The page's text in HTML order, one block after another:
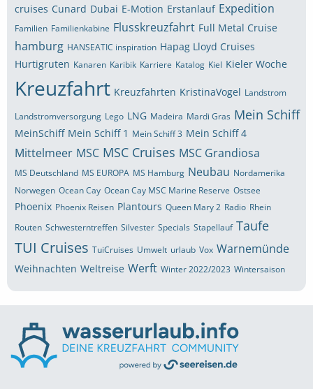
cruises Cunard Dubai E-Motion Erstanlauf Expedition
Familien Familienkabine Flusskreuzfahrt Full Metal Cruise
hamburg HANSEATIC inspiration Hapag Lloyd Cruises
Hurtigruten Kanaren Karibik Karriere Katalog Kiel Kieler Woche
Kreuzfahrt Kreuzfahrten KristinaVogel Landstrom
Landstromversorgung Lego LNG Madeira Mardi Gras Mein Schiff
MeinSchiff Mein Schiff 1 Mein Schiff 3 Mein Schiff 4
Mittelmeer MSC MSC Cruises MSC Grandiosa
MS Deutschland MS EUROPA MS Hamburg Neubau Nordamerika
Norwegen Ocean Cay Ocean Cay MSC Marine Reserve Ostsee
Phoenix Phoenix Reisen Plantours Queen Mary 2 Radio Rhein
Routen Schwesterntreffen Silvester Specials Stapellauf Taufe
TUI Cruises TuiCruises Umwelt urlaub Vox Warnemünde
Weihnachten Weltreise Werft Winter 2022/2023 Wintersaison